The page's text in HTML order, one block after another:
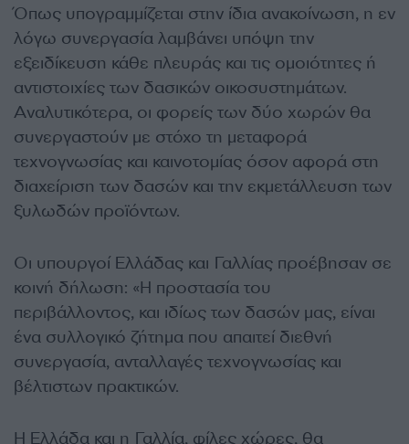
Όπως υπογραμμίζεται στην ίδια ανακοίνωση, η εν
λόγω συνεργασία λαμβάνει υπόψη την
εξειδίκευση κάθε πλευράς και τις ομοιότητες ή
αντιστοιχίες των δασικών οικοσυστημάτων.
Αναλυτικότερα, οι φορείς των δύο χωρών θα
συνεργαστούν με στόχο τη μεταφορά
τεχνογνωσίας και καινοτομίας όσον αφορά στη
διαχείριση των δασών και την εκμετάλλευση των
ξυλωδών προϊόντων.
Οι υπουργοί Ελλάδας και Γαλλίας προέβησαν σε
κοινή δήλωση: «Η προστασία του
περιβάλλοντος, και ιδίως των δασών μας, είναι
ένα συλλογικό ζήτημα που απαιτεί διεθνή
συνεργασία, ανταλλαγές τεχνογνωσίας και
βέλτιστων πρακτικών.
Η Ελλάδα και η Γαλλία, φίλες χώρες, θα